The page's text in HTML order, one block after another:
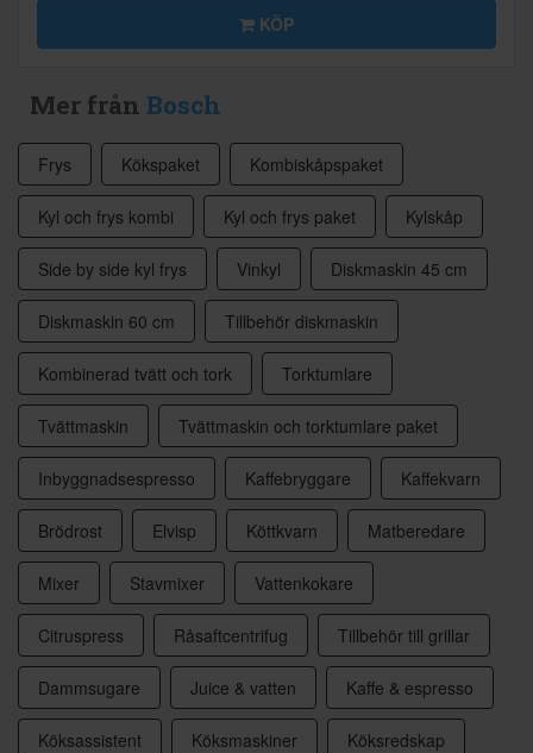
KÖP
Mer från Bosch
Frys Kökspaket Kombiskåpspaket
Kyl och frys kombi Kyl och frys paket Kylskåp
Side by side kyl frys Vinkyl Diskmaskin 45 cm
Diskmaskin 60 cm Tillbehör diskmaskin
Kombinerad tvätt och tork Torktumlare
Tvättmaskin Tvättmaskin och torktumlare paket
Inbyggnadsespresso Kaffebryggare Kaffekvarn
Brödrost Elvisp Köttkvarn Matberedare
Mixer Stavmixer Vattenkokare
Citruspress Råsaftcentrifug Tillbehör till grillar
Dammsugare Juice & vatten Kaffe & espresso
Köksassistent Köksmaskiner Köksredskap